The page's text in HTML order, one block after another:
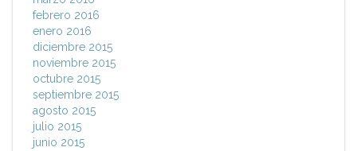
febrero 2016
enero 2016
diciembre 2015
noviembre 2015
octubre 2015
septiembre 2015
agosto 2015
julio 2015
junio 2015